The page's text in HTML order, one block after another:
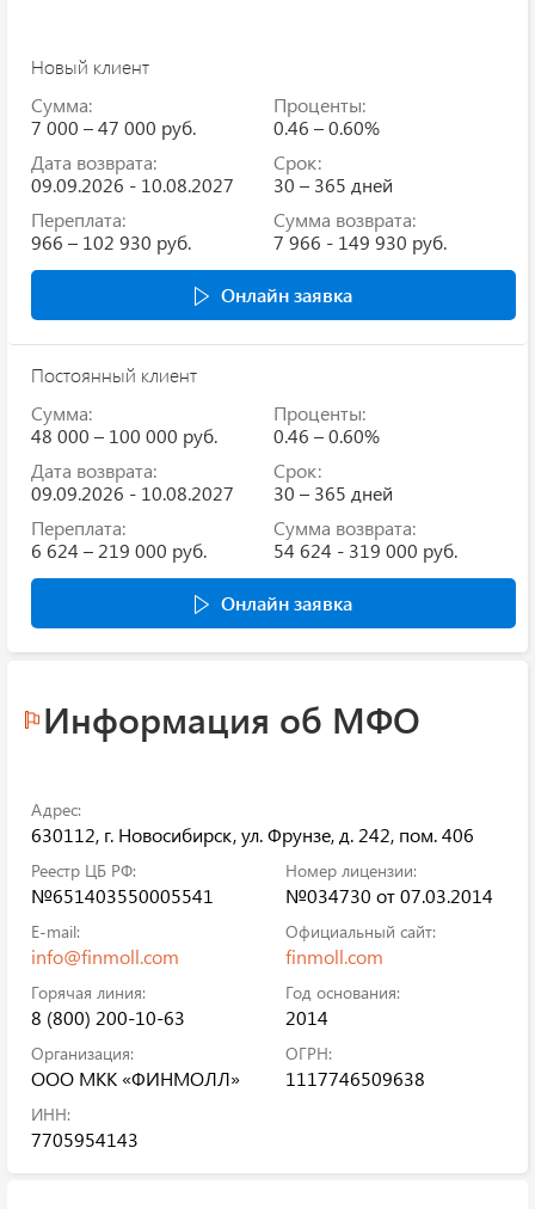
Новый клиент
Сумма:
7 000 – 47 000 руб.
Проценты:
0.46 – 0.60%
Дата возврата:
09.09.2026 - 10.08.2027
Срок:
30 – 365 дней
Переплата:
966 – 102 930 руб.
Сумма возврата:
7 966 - 149 930 руб.
Онлайн заявка
Постоянный клиент
Сумма:
48 000 – 100 000 руб.
Проценты:
0.46 – 0.60%
Дата возврата:
09.09.2026 - 10.08.2027
Срок:
30 – 365 дней
Переплата:
6 624 – 219 000 руб.
Сумма возврата:
54 624 - 319 000 руб.
Онлайн заявка
Информация об МФО
Адрес:
630112, г. Новосибирск, ул. Фрунзе, д. 242, пом. 406
Реестр ЦБ РФ:
№651403550005541
Номер лицензии:
№034730 от 07.03.2014
E-mail:
info@finmoll.com
Официальный сайт:
finmoll.com
Горячая линия:
8 (800) 200-10-63
Год основания:
2014
Организация:
ООО МКК «ФИНМОЛЛ»
ОГРН:
1117746509638
ИНН:
7705954143